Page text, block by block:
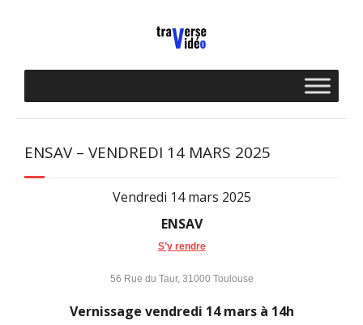
ENSAV – VENDREDI 14 MARS 2025
Vendredi 14 mars 2025
ENSAV
S’y rendre
56 Rue du Taur, 31000 Toulouse
Vernissage vendredi 14 mars à 14h